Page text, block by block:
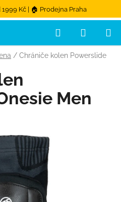
Kč | 🏠 Prodejna Praha
Hledat
/ Chrániče kolen Powerslide
Men